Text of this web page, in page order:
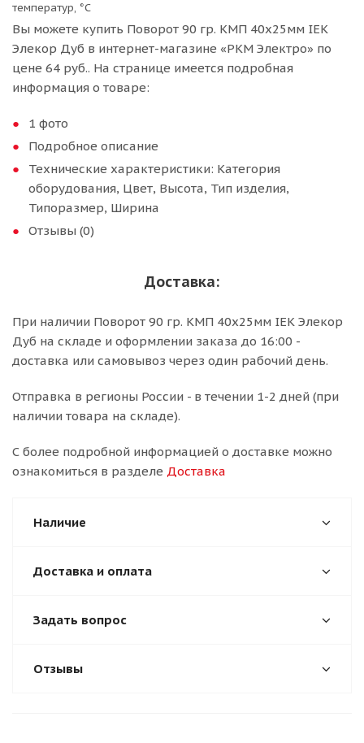
температур, °С
Вы можете купить Поворот 90 гр. КМП 40х25мм IEK
Элекор Дуб в интернет-магазине «РКМ Электро» по
цене 64 руб.. На странице имеется подробная
информация о товаре:
1 фото
Подробное описание
Технические характеристики: Категория
оборудования, Цвет, Высота, Тип изделия,
Типоразмер, Ширина
Отзывы (0)
Доставка:
При наличии Поворот 90 гр. КМП 40х25мм IEK Элекор
Дуб на складе и оформлении заказа до 16:00 -
доставка или самовывоз через один рабочий день.
Отправка в регионы России - в течении 1-2 дней (при
наличии товара на складе).
С более подробной информацией о доставке можно
ознакомиться в разделе Доставка
Наличие
Доставка и оплата
Задать вопрос
Отзывы